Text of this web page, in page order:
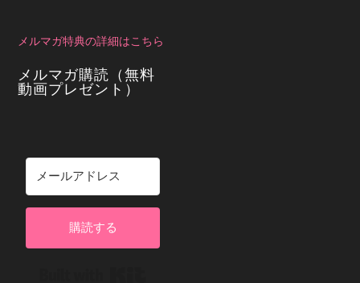
メルマガ特典の詳細はこちら
メルマガ購読（無料
動画プレゼント）
購読する